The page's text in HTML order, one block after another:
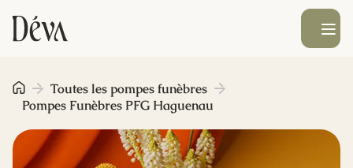
Obsèques
Prévoyance
Ouvrir le
Toutes les pompes funèbres
Pompes Funèbres PFG Haguenau